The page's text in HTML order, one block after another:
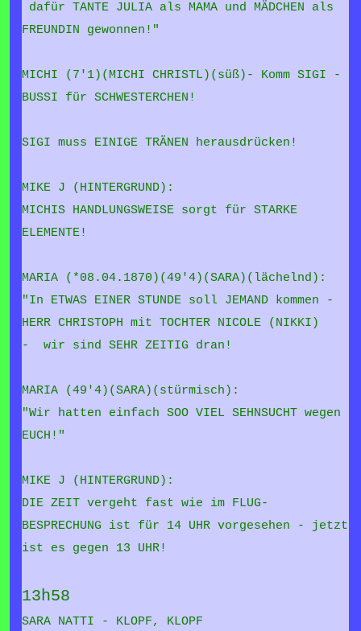
dafür TANTE JULIA als MAMA und MÄDCHEN als
FREUNDIN gewonnen!"
MICHI (7'1)(MICHI CHRISTL)(süß)- Komm SIGI -
BUSSI für SCHWESTERCHEN!
SIGI muss EINIGE TRÄNEN herausdrücken!
MIKE J (HINTERGRUND):
MICHIS HANDLUNGSWEISE sorgt für STARKE
ELEMENTE!
MARIA (*08.04.1870)(49'4)(SARA)(lächelnd):
"In ETWAS EINER STUNDE soll JEMAND kommen -
HERR CHRISTOPH mit TOCHTER NICOLE (NIKKI)
- wir sind SEHR ZEITIG dran!
MARIA (49'4)(SARA)(stürmisch):
"Wir hatten einfach SOO VIEL SEHNSUCHT wegen
EUCH!"
MIKE J (HINTERGRUND):
DIE ZEIT vergeht fast wie im FLUG-
BESPRECHUNG ist für 14 UHR vorgesehen - jetzt
ist es gegen 13 UHR!
13h58
SARA NATTI - KLOPF, KLOPF